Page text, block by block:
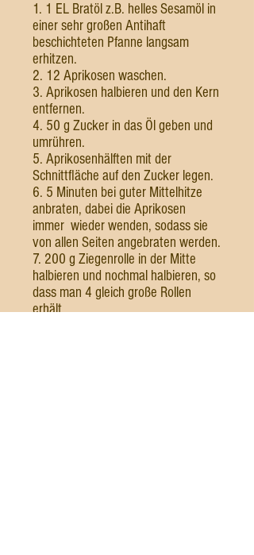
1. 1 EL Bratöl z.B. helles Sesamöl in
einer sehr großen Antihaft
beschichteten Pfanne langsam
erhitzen.
2. 12 Aprikosen waschen.
3. Aprikosen halbieren und den Kern
entfernen.
4. 50 g Zucker in das Öl geben und
umrühren.
5. Aprikosenhälften mit der
Schnittfläche auf den Zucker legen.
6. 5 Minuten bei guter Mittelhitze
anbraten, dabei die Aprikosen
immer wieder wenden, sodass sie
von allen Seiten angebraten werden.
7. 200 g Ziegenrolle in der Mitte
halbieren und nochmal halbieren, so
dass man 4 gleich große Rollen
erhält.